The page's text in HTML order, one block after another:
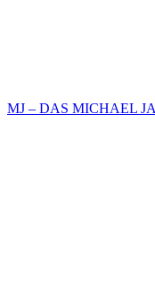
MJ – DAS MICHAEL